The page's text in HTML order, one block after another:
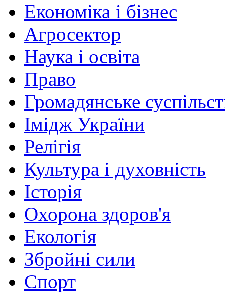
Економіка і бізнес
Агросектор
Наука і освіта
Право
Громадянське
Імідж України
Релігія
Культура і духовність
Історія
Охорона здоров'я
Екологія
Збройні сили
Спорт